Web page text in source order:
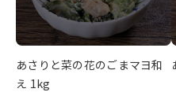
あさりと菜の花のごまマヨ和
え 1kg